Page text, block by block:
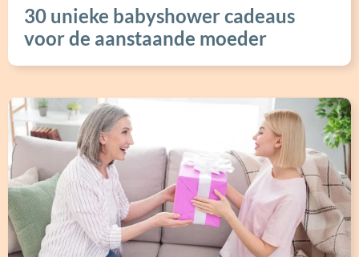
30 unieke babyshower cadeaus
voor de aanstaande moeder